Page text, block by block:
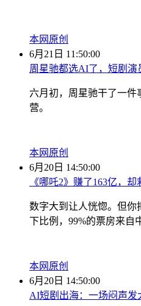
本网原创
6月21日 11:50:00
周星驰都选AI了，短剧演
六月初，周星驰干了一
营。
本网原创
6月20日 14:50:00
《哪吒2》赚了163亿，
数字大到让人恍惚。但你
下比例，99%的票房来自
本网原创
6月20日 14:50:00
AI短剧出海：一场闷声